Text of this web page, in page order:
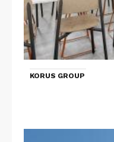
KORUS GROUP